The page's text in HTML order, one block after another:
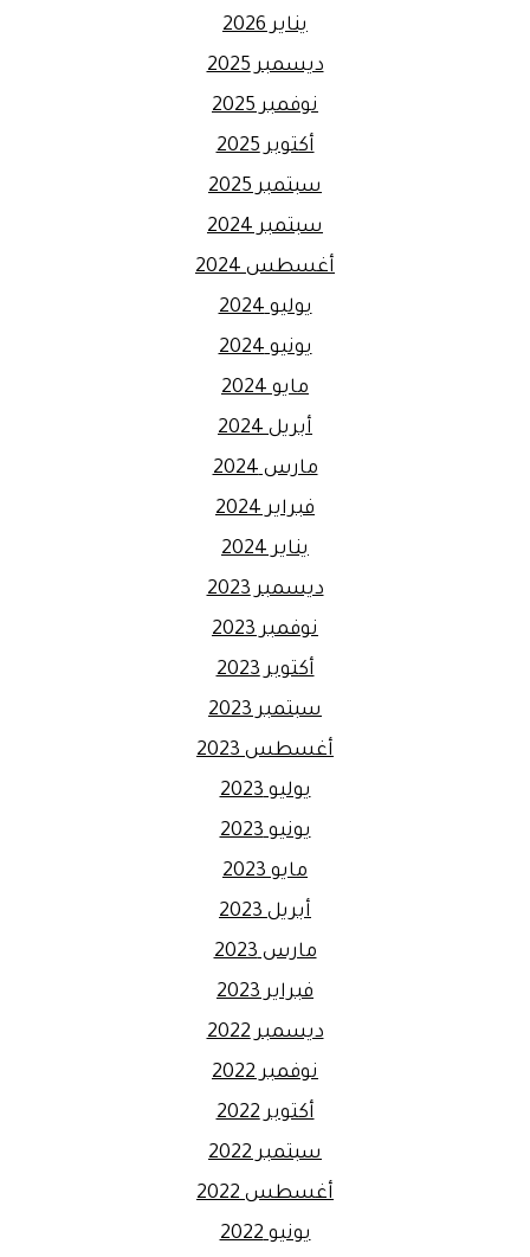
يناير 2026
ديسمبر 2025
نوفمبر 2025
أكتوبر 2025
سبتمبر 2025
سبتمبر 2024
أغسطس 2024
يوليو 2024
يونيو 2024
مايو 2024
أبريل 2024
مارس 2024
فبراير 2024
يناير 2024
ديسمبر 2023
نوفمبر 2023
أكتوبر 2023
سبتمبر 2023
أغسطس 2023
يوليو 2023
يونيو 2023
مايو 2023
أبريل 2023
مارس 2023
فبراير 2023
ديسمبر 2022
نوفمبر 2022
أكتوبر 2022
سبتمبر 2022
أغسطس 2022
يونيو 2022